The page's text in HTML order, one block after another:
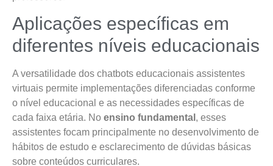
Aplicações específicas em
diferentes níveis educacionais
A versatilidade dos chatbots educacionais assistentes
virtuais permite implementações diferenciadas conforme
o nível educacional e as necessidades específicas de
cada faixa etária. No ensino fundamental , esses
assistentes focam principalmente no desenvolvimento de
hábitos de estudo e esclarecimento de dúvidas básicas
sobre conteúdos curriculares.